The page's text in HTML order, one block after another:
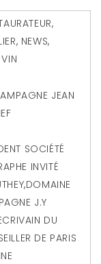
, NEWS,
JEAN
SOCIÉTÉ
INVITÉ
,DOMAINE
J.Y
DU
DE PARIS